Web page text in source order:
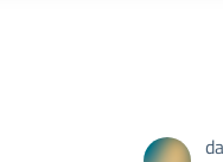
da